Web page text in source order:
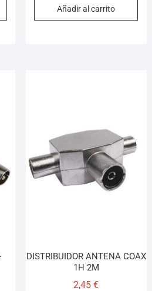
Añadir al carrito
DISTRIBUIDOR ANTENA COAX
1H 2M
2,45€